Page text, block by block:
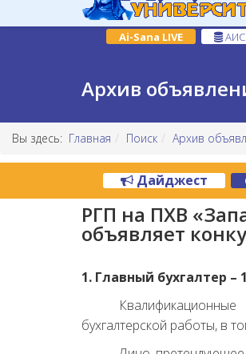
Ai-Sana LIVE АИС
Архив
Вы здесь: Главная Поиск Архив
Дайджест
РГП на ПХВ
объявляет
1. Главный бухгалтер –
бухгалтерской работы, в